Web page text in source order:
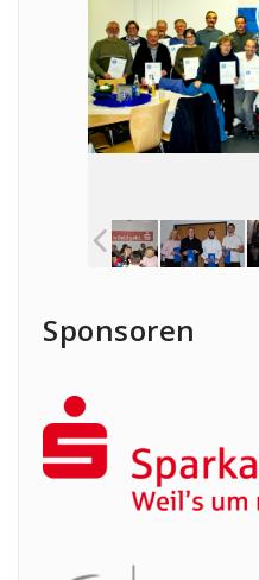
Sponsoren